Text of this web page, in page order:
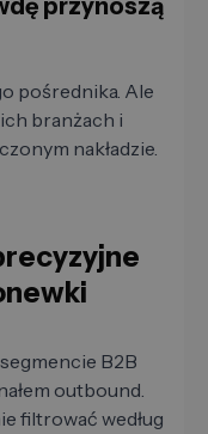
przynoszą
pośrednika. Ale
branżach i
nakładzie.
B2B
outbound.
filtrować według